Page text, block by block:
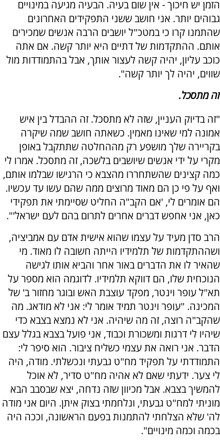
הזמן יש חיכוך - אין שום בעיה. הבעיה מגיעה במינויים
גבוהים יותר. אני חושב ששני התפקידים האחרונים
שהתמנו קרו כי במטכ"ל יושבים הרבה אנשים שמכירים
אותם. ההתקדמות של דתיים היא יותר קשה. אם אתה
כוכב עליון, יהיה קשה לעצור אותך, אבל בהתמודדות מול
שווים, יהיה לך יותר קשה".
זה מתסכל.
"זה בדיוק העניין, שזה לא מתסכל. זה ההבדל בין איש
אמונה למי שאינו מאמין. כשאתה חושב שמה שיקרה
בקריירה שלך מושפע רק מההחלטה שתתקבל באופן
מקרי על ידי אנשים שיושבים בלשכה, זה מתסכל. אמרו לי
כמה קצינים שהשתחררו מהצבא כי הרגישו שבלמו אותם,
ואף על פי כן הם מאוד מרוצים ממה שהם עשו עד עכשיו.
הם אומרים לי, 'אם הקב"ה החליט שסיימתי את תפקידי
כאן, אני אחפש דברים אחרים לתרום בהם לעם ישראל'".
הרב סדן מעיד על עצמו שהוא אישית אדם עם אמביציה,
ושההתקדמות של תלמידיו הייתה חשובה לו מאוד. מי
שהאיר לו את הדברים באור אחר והביא אותו לגישה
הנוכחית שלו, הם דווקא תלמידיו. לדוגמה הוא מספר על
תא"ל עופר וינטר, מפקד עוצבת האש ובוגר מחזור ב' של
המכינה. "עופר וינטר תמיד אומר לי: אני לא מודאג. מה
שהקב"ה רוצה, זה מה שיהיה. אני לא נמצא בצבא כדי
שיהיו לי דרגות ומשכורת וכבוד, אני פועל בצבא בגלל עצם
הדבר. אני רואה את עצמי כשליח ציבור. הוא סיפר לי:
התמודדתי על תפקיד מח"ט גבעתי ונכשלתי. מודה, היה
לי צער. ידעתי שאם לא אהיה מח"ט סדיר, לא אוכל
להמשיך בצבא. אבל מכיוון שזה נדחה, יצא שבסבב הבא
מוניתי למח"ט גבעתי, ונלחמתי בצוק איתן. היום אני מודה
לה' שלא הצלחתי להתמנות בפעם הראשונה, וככה היה
בכמה וכמה מינויים".